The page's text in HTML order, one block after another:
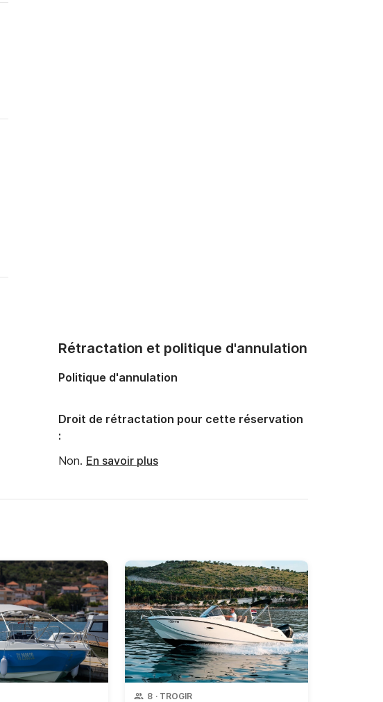
Rétractation et politique d'annulation
Politique d'annulation
Droit de rétractation pour cette réservation
:
Non. En savoir plus
8 · TROGIR